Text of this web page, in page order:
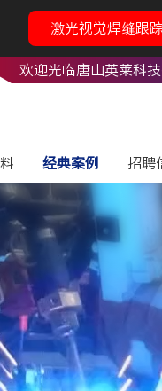
激光视觉焊缝跟
欢迎光临唐山英莱科技
经典案例 招聘